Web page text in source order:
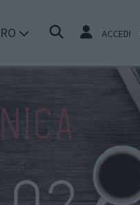
ACCEDI